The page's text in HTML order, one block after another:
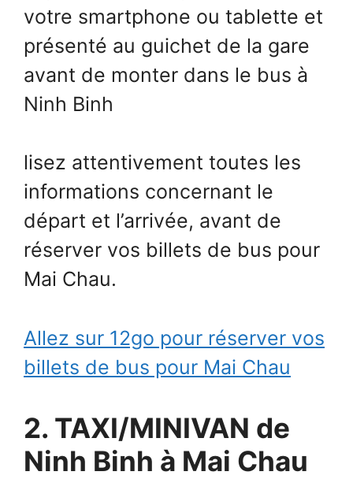
votre smartphone ou tablette et
présenté au guichet de la gare
avant de monter dans le bus à
Ninh Binh
lisez attentivement toutes les
informations concernant le
départ et l’arrivée, avant de
réserver vos billets de bus pour
Mai Chau.
Allez sur 12go pour réserver vos
billets de bus pour Mai Chau
2. TAXI/MINIVAN de
Ninh Binh à Mai Chau